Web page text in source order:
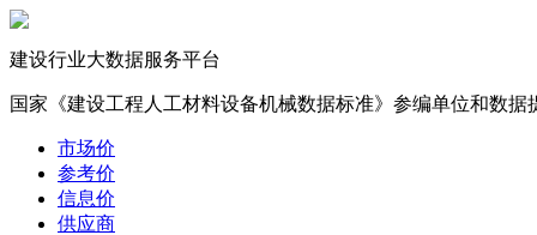
建设行业大数据服务平台
国家《建设工程人工材料设备机械数据标准》参编单位和数据
市场价
参考价
信息价
供应商